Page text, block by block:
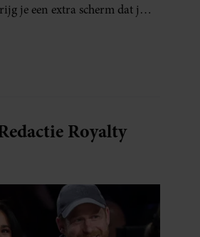
je een extra scherm dat je
Royalty